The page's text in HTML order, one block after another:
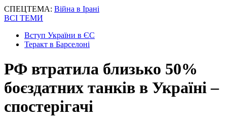
СПЕЦТЕМА: Війна в Ірані
ВСІ ТЕМИ
Вступ України в ЄС
Теракт в Барселоні
РФ втратила близько 50%
боєздатних танків в Україні –
спостерігачі